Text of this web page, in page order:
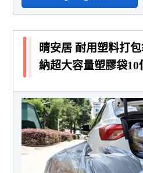
晴安居 耐用塑料打
納超大容量塑膠袋10